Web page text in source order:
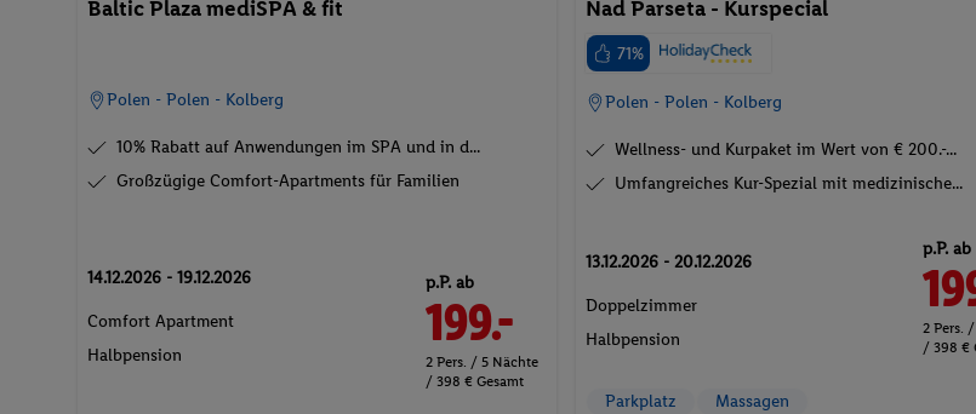
Baltic Plaza mediSPA & fit
Polen - Polen - Kolberg
10% Rabatt auf Anwendungen im SPA und in d...
Großzügige Comfort-Apartments für Familien
14.12.2026 - 19.12.2026
Comfort Apartment
Halbpension
p.P. ab
199.-
2 Pers. / 5 Nächte
/ 398 € Gesamt
Nad Parseta - Kurspecial
71%
Polen - Polen - Kolberg
Wellness- und Kurpaket im Wert von € 200.-...
Umfangreiches Kur-Spezial mit medizinische...
13.12.2026 - 20.12.2026
Doppelzimmer
Halbpension
p.P. ab
2 Pers.
/ 398 €
Parkplatz
Massagen